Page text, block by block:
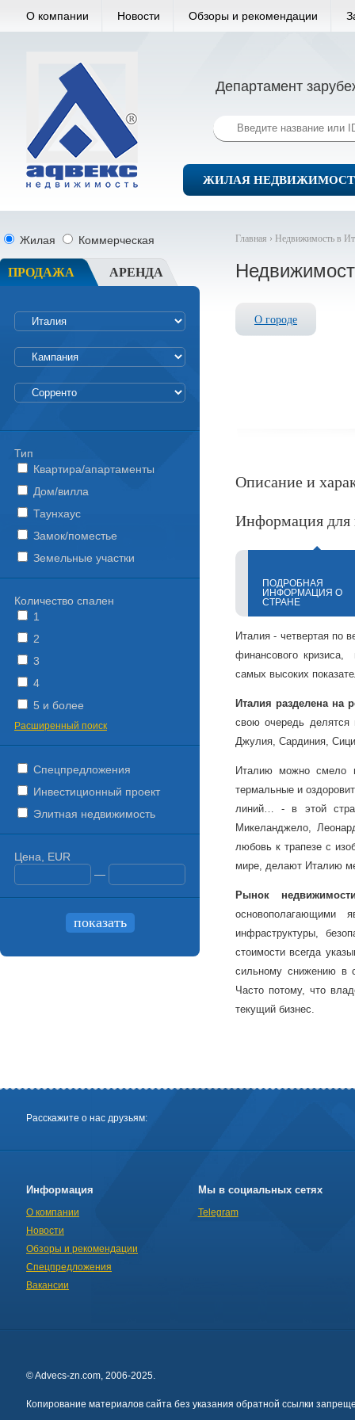
О компании Новости Обзоры и рекомендации
Департамент
ЖИЛАЯ
Главная › Недвижимость в
О городе
Описание и
Информация для
ПОДРОБНАЯ
ИНФОРМАЦИЯ О
СТРАНЕ
Италия - четвертая по
финансового
самых высоких
Италия разделена на
свою очередь делятся
Джулия, Сардиния,
Италию можно смело
термальные и
линий… - в этой
Микеланджело,
любовь к трапезе с
мире, делают Италию
Рынок
основополагающими
инфраструктуры,
стоимости всегда
сильному снижению в
Часто потому, что
текущий бизнес.
Жилая Коммерческая
ПРОДАЖА АРЕНДА
Тип
Квартира/апартаменты
Дом/вилла
Таунхаус
Замок/поместье
Земельные участки
Количество спален
1
2
3
4
5 и более
Расширенный поиск
Спецпредложения
Инвестиционный проект
Элитная недвижимость
Цена, EUR
—
Расскажите о нас друзьям:
Информация
О компании
Новости
Обзоры и рекомендации
Спецпредложения
Вакансии
Мы в социальных сетях
Telegram
© Advecs-zn.com, 2006-2025.
Копирование материалов сайта без указания обратной ссылки